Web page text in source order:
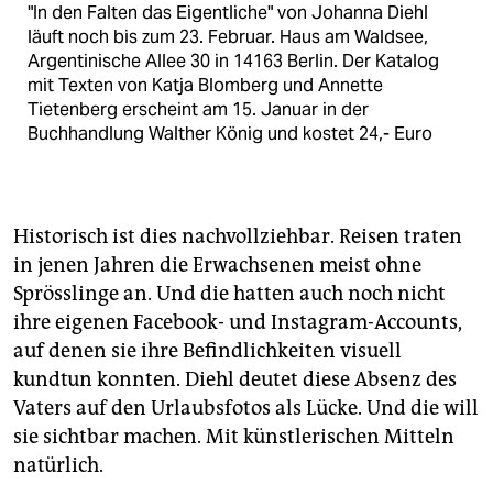
"In den Falten das Eigentliche" von Johanna Diehl
läuft noch bis zum 23. Februar. Haus am Waldsee,
Argentinische Allee 30 in 14163 Berlin. Der Katalog
mit Texten von Katja Blomberg und Annette
Tietenberg erscheint am 15. Januar in der
Buchhandlung Walther König und kostet 24,- Euro
Historisch ist dies nachvollziehbar. Reisen traten
in jenen Jahren die Erwachsenen meist ohne
Sprösslinge an. Und die hatten auch noch nicht
ihre eigenen Facebook- und Instagram-Accounts,
auf denen sie ihre Befindlichkeiten visuell
kundtun konnten. Diehl deutet diese Absenz des
Vaters auf den Urlaubsfotos als Lücke. Und die will
sie sichtbar machen. Mit künstlerischen Mitteln
natürlich.